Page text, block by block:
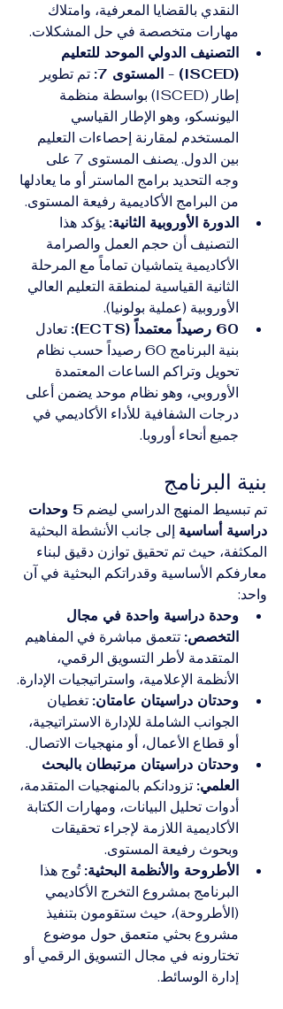
النقدي بالقضايا المعرفية، وامتلاك
مهارات متخصصة في حل المشكلات.
التصنيف الدولي الموحد للتعليم
(ISCED) - المستوى 7:
تم تطوير
إطار (ISCED) بواسطة منظمة
اليونسكو، وهو الإطار القياسي
المستخدم لمقارنة إحصاءات التعليم
بين الدول. يصنف المستوى 7 على
وجه التحديد برامج الماستر أو ما يعادلها
من البرامج الأكاديمية رفيعة المستوى.
الدورة الأوروبية الثانية: يؤكد هذا
التصنيف أن حجم العمل والصرامة
الأكاديمية يتماشيان تماماً مع المرحلة
الثانية القياسية لمنطقة التعليم العالي
الأوروبية (عملية بولونيا).
60 رصيداً معتمداً (ECTS):
تعادل
بنية البرنامج 60 رصيداً حسب نظام
تحويل وتراكم الساعات المعتمدة
الأوروبي، وهو نظام موحد يضمن أعلى
درجات الشفافية للأداء الأكاديمي في
جميع أنحاء أوروبا.
بنية البرنامج
تم تبسيط المنهج الدراسي ليضم
5 وحدات
دراسية أساسية إلى جانب الأنشطة البحثية
المكثفة، حيث تم تحقيق توازن دقيق لبناء
معارفكم الأساسية وقدراتكم البحثية في آن
واحد:
وحدة دراسية واحدة في مجال
التخصص: تتعمق مباشرة في المفاهيم
المتقدمة لأطر التسويق الرقمي،
الأنظمة الإعلامية، واستراتيجيات الإدارة.
وحدتان دراسيتان عامتان: تغطيان
الجوانب الشاملة للإدارة الاستراتيجية،
أو قطاع الأعمال، أو منهجيات الاتصال.
وحدتان دراسيتان مرتبطان بالبحث
العلمي: تزودانكم بالمنهجيات المتقدمة،
أدوات تحليل البيانات، ومهارات الكتابة
الأكاديمية اللازمة لإجراء تحقيقات
وبحوث رفيعة المستوى.
الأطروحة والأنظمة البحثية: تُوج هذا
البرنامج بمشروع التخرج الأكاديمي
(الأطروحة)، حيث ستقومون بتنفيذ
مشروع بحثي متعمق حول موضوع
تختارونه في مجال التسويق الرقمي أو
إدارة الوسائط.